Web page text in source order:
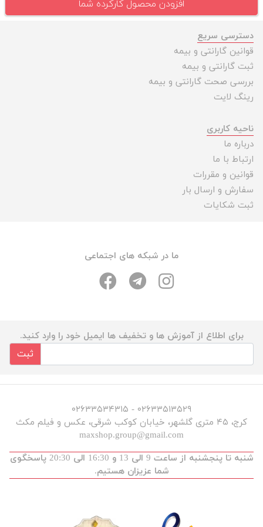
افزودن محصول کارکرده شما
دسترسی سریع
قوانین گارانتی و بیمه
ثبت گارانتی و بیمه
بررسی صحت گارانتی و بیمه
رینگ لایت
ناحیه کاربری
درباره ما
ارتباط با ما
قوانین و مقررات
سفارش و ارسال بار
ثبت شکایات
ما در شبکه های اجتماعی
برای اطلاع از آموزش ها و تخفیف ها ایمیل خود را وارد کنید.
ثبت
۰۲۶۳۳۵۱۳۵۲۹ - ۰۲۶۳۳۵۳۴۳۱۵
کرج، ۴۵ متری گلشهر، خیابان کوکب شرقی، عکس و فیلم مکث
maxshop.group@gmail.com
شنبه تا پنجشنبه از ساعت 9 الی 13 و 16:30 الی 20:30 پاسخگوی
شما عزیزان هستیم.